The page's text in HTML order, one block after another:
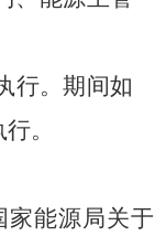
行。期间如
。
家能源局关